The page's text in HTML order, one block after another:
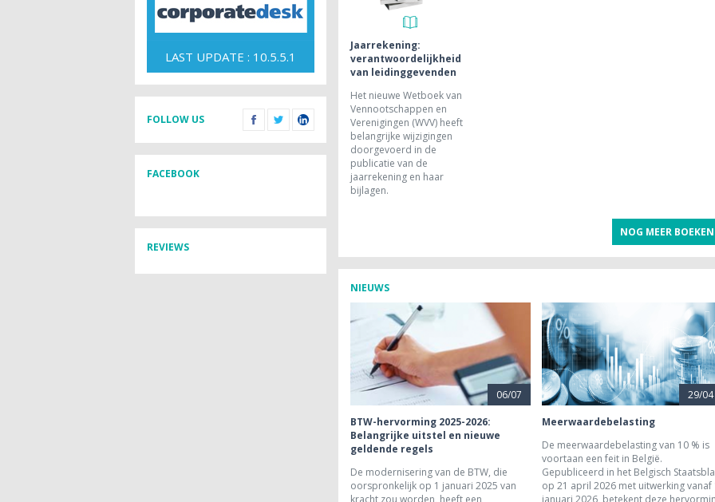
LAST UPDATE : 10.5.5.1
FOLLOW US
FACEBOOK
REVIEWS
Jaarrekening:
verantwoordelijkheid
van leidinggevenden
Het nieuwe Wetboek van
Vennootschappen en
Verenigingen (WVV) heeft
belangrijke wijzigingen
doorgevoerd in de
publicatie van de
jaarrekening en haar
bijlagen.
NOG MEER BOEKEN
NIEUWS
06/07
BTW-hervorming 2025-2026:
Belangrijke uitstel en nieuwe
geldende regels
De modernisering van de BTW, die
oorspronkelijk op 1 januari 2025 van
kracht zou worden, heeft een
29/04
Meerwaardebelasting
De meerwaardebelasting van 10 % is
voortaan een feit in België.
Gepubliceerd in het Belgisch
op 21 april 2026 met uitwerking vanaf
januari 2026, betekent deze